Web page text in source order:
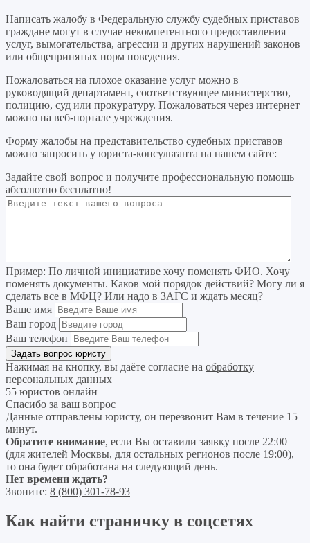
Написать жалобу в Федеральную службу судебных приставов
граждане могут в случае некомпетентного предоставления
услуг, вымогательства, агрессии и других нарушений законов
или общепринятых норм поведения.
Пожаловаться на плохое оказание услуг можно в
руководящий департамент, соответствующее министерство,
полицию, суд или прокуратуру. Пожаловаться через интернет
можно на веб-портале учреждения.
Форму жалобы на представительство судебных приставов
можно запросить у юриста-консультанта на нашем сайте:
Задайте свой вопрос и получите профессиональную помощь
абсолютно бесплатно!
Пример: По личной инициативе хочу поменять ФИО. Хочу
поменять документы. Каков мой порядок действий? Могу ли я
сделать все в МФЦ? Или надо в ЗАГС и ждать месяц?
Ваше имя
Ваш город
Ваш телефон
Нажимая на кнопку, вы даёте согласие на обработку
персональных данных
55 юристов онлайн
Спасибо за ваш вопрос
Данные отправлены юристу, он перезвонит Вам в течение 15
минут.
Обратите внимание, если Вы оставили заявку после 22:00
(для жителей Москвы, для остальных регионов после 19:00),
то она будет обработана на следующий день.
Нет времени ждать?
Звоните: 8 (800) 301-78-93
Как найти страничку в соцсетях